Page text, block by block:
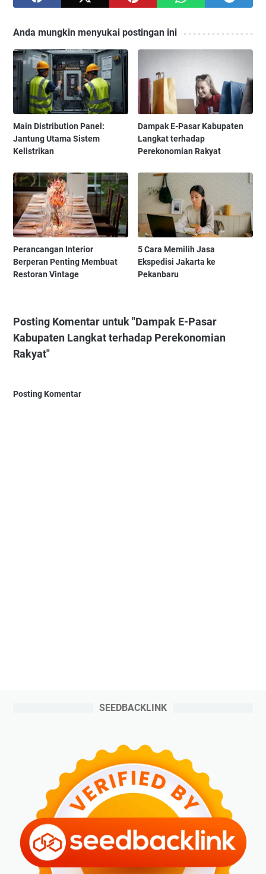
Anda mungkin menyukai postingan ini
Main Distribution Panel:
Jantung Utama Sistem
Kelistrikan
Dampak E-Pasar Kabupaten
Langkat terhadap
Perekonomian Rakyat
Perancangan Interior
Berperan Penting Membuat
Restoran Vintage
5 Cara Memilih Jasa
Ekspedisi Jakarta ke
Pekanbaru
Posting Komentar untuk "Dampak E-Pasar
Kabupaten Langkat terhadap Perekonomian
Rakyat"
Posting Komentar
SEEDBACKLINK